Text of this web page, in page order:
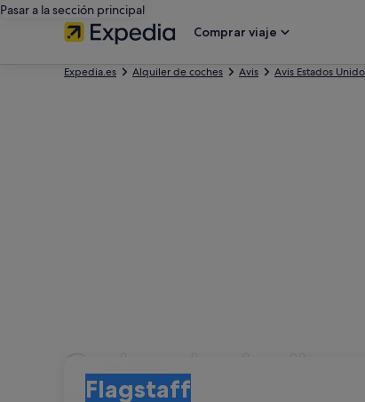
Pasar a la sección principal
Comprar viaje
Expedia.es Alquiler de coches Avis Avis Estados
Coches de alquiler
Flagstaff